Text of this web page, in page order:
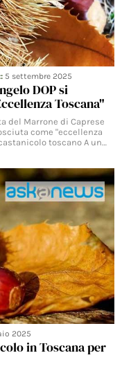
5 settembre 2025
DOP si
Toscana"
del Marrone di Caprese
come "eccellenza
toscano A un…
2025
in Toscana per